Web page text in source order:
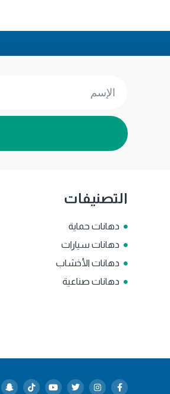
التصنيفات
دهانات حماية
دهانات سيارات
دهانات الأخشاب
دهانات صناعية